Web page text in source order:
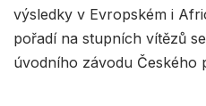
výsledky v Evropském i
pořadí na stupních vítězů
úvodního závodu Českého